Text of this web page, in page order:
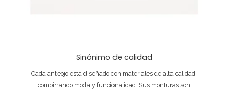
Sinónimo de calidad
Cada anteojo está diseñado con materiales de alta calidad,
combinando moda y funcionalidad. Sus monturas son